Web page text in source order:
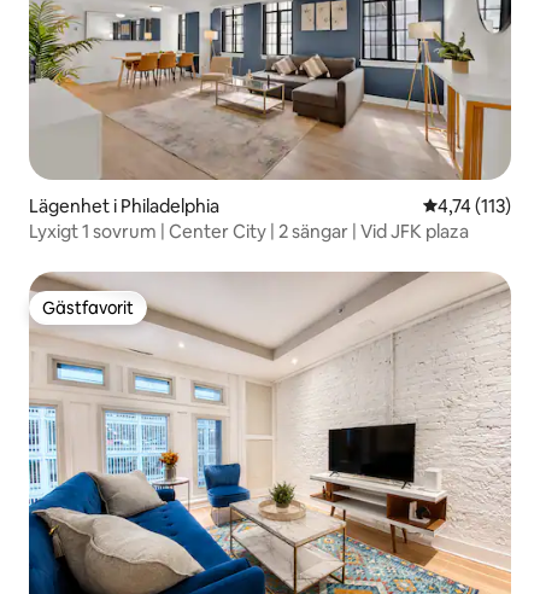
Lägenhet i Philadelphia 4,74 av 5 i
4,74 (113)
Lyxigt 1 sovrum | Center City | 2 sängar | Vid JFK plaza
Gästfavorit
Gästfavorit